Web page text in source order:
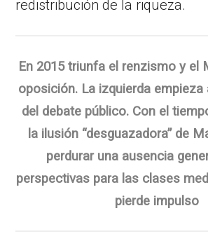
redistribución de la riqueza.
En 2015 triunfa el renzismo y el
oposición. La izquierda
del debate público. Con el
la ilusión “desguazadora” de
perdurar una ausencia
perspectivas para las clases
pierde impulso